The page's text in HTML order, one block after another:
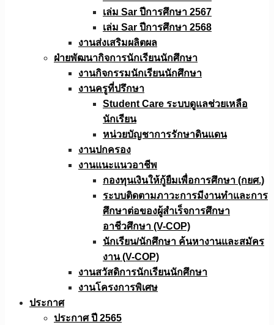
เล่ม Sar ปีการศึกษา 2567
เล่ม Sar ปีการศึกษา 2568
งานส่งเสริมผลิตผล
ฝ่ายพัฒนากิจการนักเรียนนักศึกษา
งานกิจกรรมนักเรียนนักศึกษา
งานครูที่ปรึกษา
Student Care ระบบดูแลช่วยเหลือ
นักเรียน
หน่วยบัญชาการรักษาดินแดน
งานปกครอง
งานแนะแนวอาชีพ
กองทุนเงินให้กู้ยืมเพื่อการศึกษา (กยศ.)
ระบบติดตามภาวะการมีงานทำและการ
ศึกษาต่อของผู้สำเร็จการศึกษา
อาชีวศึกษา (V-COP)
นักเรียน/นักศึกษา ค้นหางานและสมัคร
งาน (V-COP)
งานสวัสดิการนักเรียนนักศึกษา
งานโครงการพิเศษ
ประกาศ
ประกาศ ปี 2565